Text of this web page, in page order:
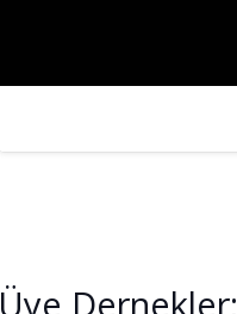
Üye Dernekler;